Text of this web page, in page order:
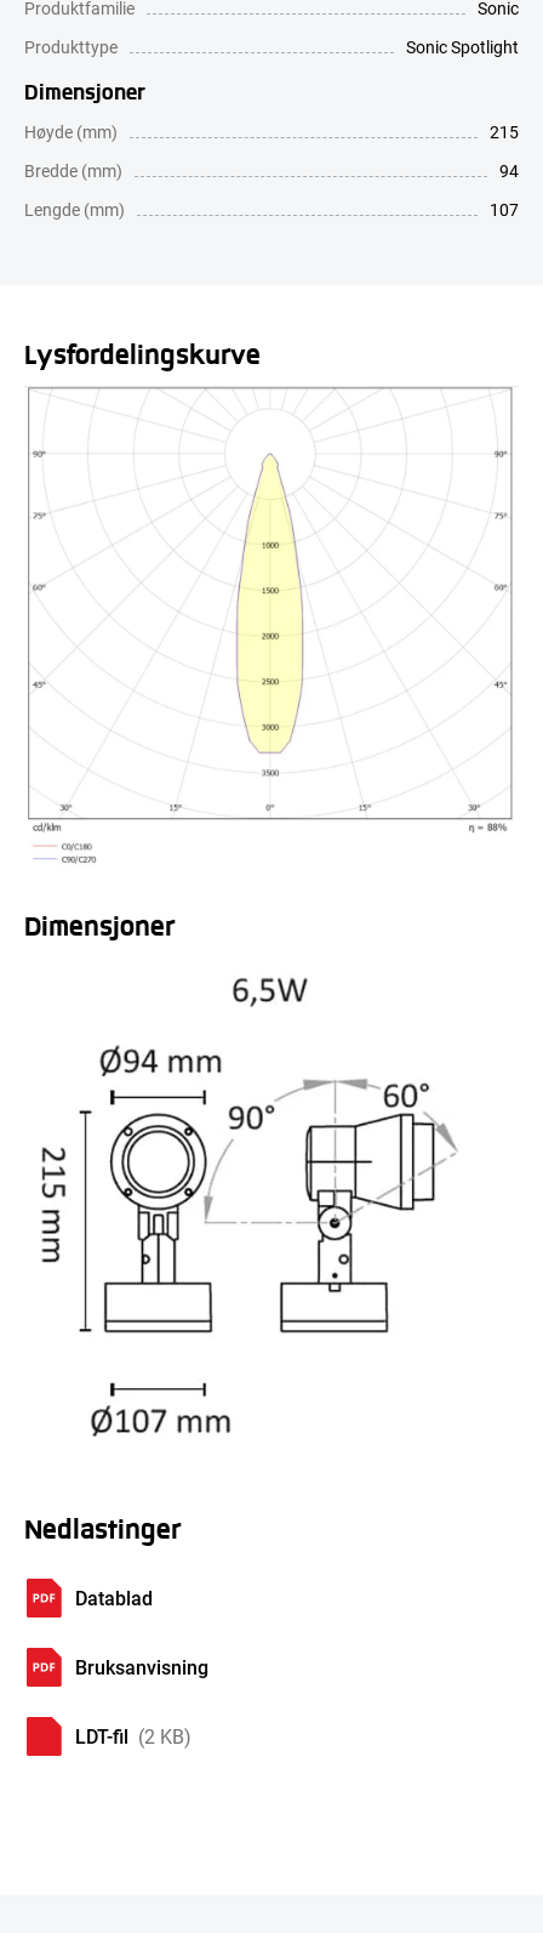
Produktfamilie
Sonic
Produkttype
Sonic Spotlight
Dimensjoner
Høyde (mm)
215
Bredde (mm)
94
Lengde (mm)
107
Lysfordelingskurve
Dimensjoner
Nedlastinger
Datablad
Bruksanvisning
LDT-fil (2 KB)